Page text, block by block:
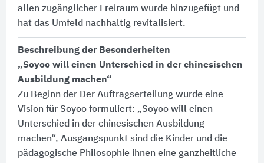
allen zugänglicher Freiraum wurde hinzugefügt und
hat das Umfeld nachhaltig revitalisiert.
Beschreibung der Besonderheiten
„Soyoo will einen Unterschied in der chinesischen
Ausbildung machen“
Zu Beginn der Der Auftragserteilung wurde eine
Vision für Soyoo formuliert: „Soyoo will einen
Unterschied in der chinesischen Ausbildung
machen“, Ausgangspunkt sind die Kinder und die
pädagogische Philosophie ihnen eine ganzheitliche